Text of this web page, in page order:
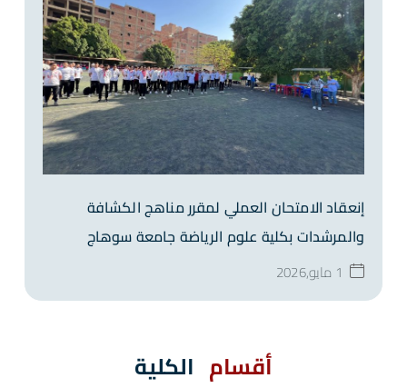
إنعقاد الامتحان العملي لمقرر مناهج الكشافة
والمرشدات بكلية علوم الرياضة جامعة سوهاج
1 مايو,2026
أقسام الكلية